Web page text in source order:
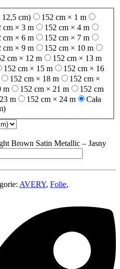
12,5 cm)
152 cm × 1 m
cm × 3 m
152 cm × 4 m
cm × 6 m
152 cm × 7 m
cm × 9 m
152 cm × 10 m
cm × 12 m
152 cm × 13 m
152 cm × 15 m
152 cm × 16
152 cm × 18 m
152 cm ×
m 152 cm × 21 m
152 cm
m 152 cm × 24 m
Cała
Brown Satin Metallic – Jasny
AVERY, Folie,